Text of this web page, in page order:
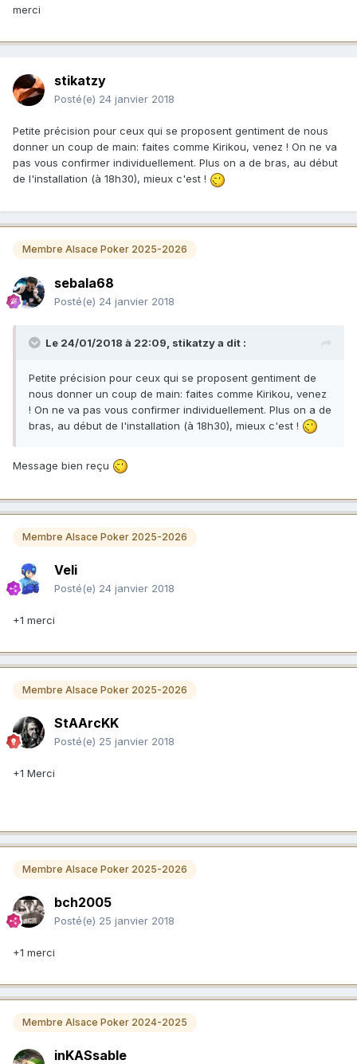
merci
stikatzy
Posté(e) 24 janvier 2018
Petite précision pour ceux qui se proposent gentiment de nous
donner un coup de main: faites comme Kirikou, venez ! On ne va
pas vous confirmer individuellement. Plus on a de bras, au début
de l'installation (à 18h30), mieux c'est !
Membre Alsace Poker 2025-2026
sebala68
Posté(e) 24 janvier 2018
Le 24/01/2018 à 22:09, stikatzya dit :
Petite précision pour ceux qui se proposent gentiment de
nous donner un coup de main: faites comme Kirikou, venez
! On ne va pas vous confirmer individuellement. Plus on a de
bras, au début de l'installation (à 18h30), mieux c'est !
Message bien reçu
Membre Alsace Poker 2025-2026
Veli
Posté(e) 24 janvier 2018
+1 merci
Membre Alsace Poker 2025-2026
StAArcKK
Posté(e) 25 janvier 2018
+1 Merci
Membre Alsace Poker 2025-2026
bch2005
Posté(e) 25 janvier 2018
+1 merci
Membre Alsace Poker 2024-2025
inKASsable